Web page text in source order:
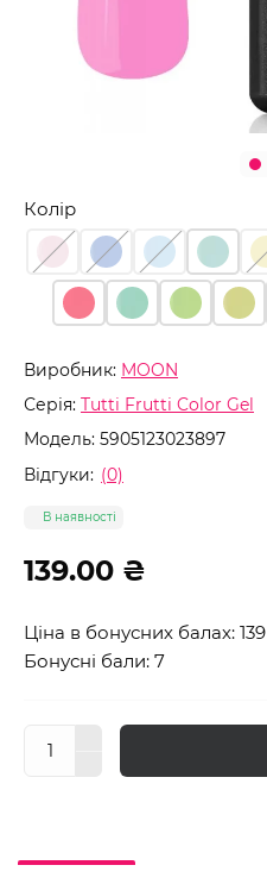
Виробник: MOON
Серія: Tutti Frutti Color Gel
Модель: 5905123023897
Відгуки: (0)
В наявності
Колір
139.00 ₴
Ціна в бонусних балах: 139
Бонусні бали: 7